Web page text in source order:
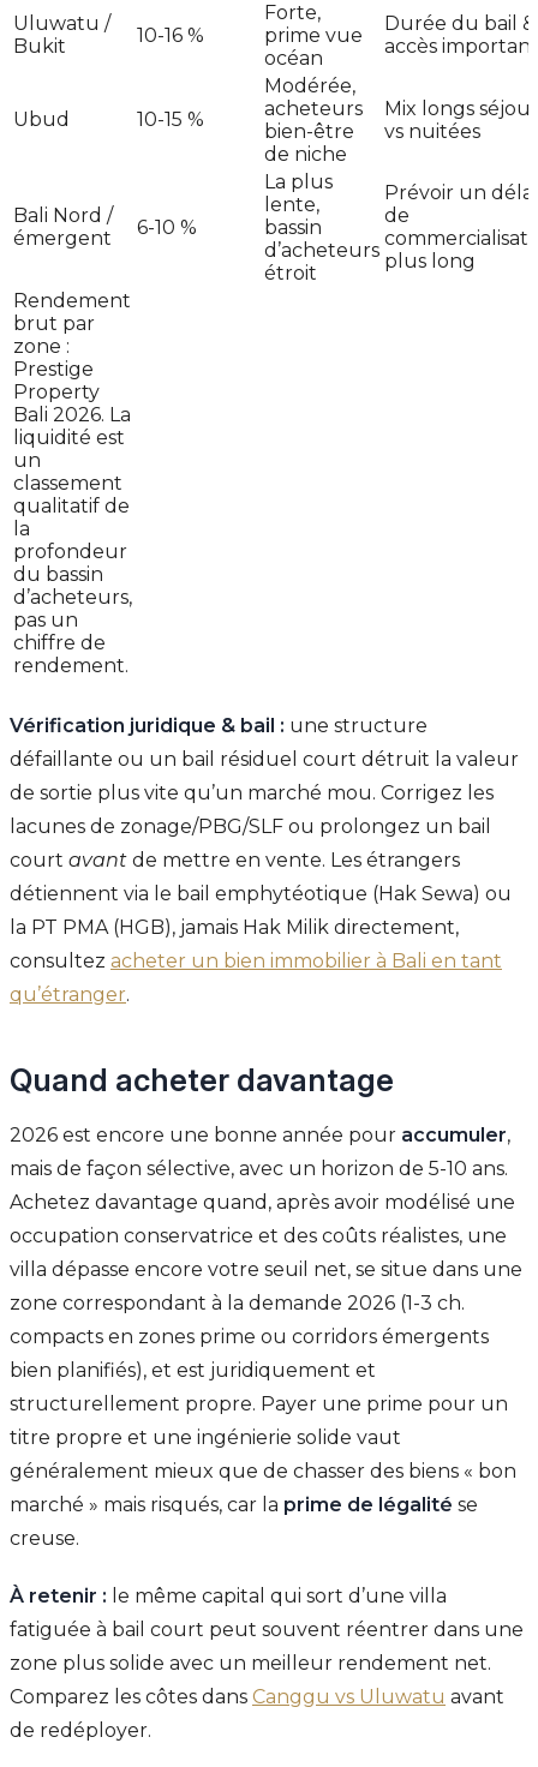
Uluwatu /
Bukit
10-16 %
Forte,
prime vue
océan
Durée du bail &
accès
Ubud 10-15 %
Modérée,
acheteurs
bien-être
de niche
Mix longs
vs nuitées
Bali Nord /
émergent
6-10 %
La plus
lente,
bassin
d’acheteurs
étroit
Prévoir un délai
de
plus long
Rendement
brut par
zone :
Prestige
Property
Bali 2026. La
liquidité est
un
classement
qualitatif de
la
profondeur
du bassin
d’acheteurs,
pas un
chiffre de
rendement.
Vérification juridique & bail : une structure
défaillante ou un bail résiduel court détruit la valeur
de sortie plus vite qu’un marché mou. Corrigez les
lacunes de zonage/PBG/SLF ou prolongez un bail
court avant de mettre en vente. Les étrangers
détiennent via le bail emphytéotique (Hak Sewa) ou
la PT PMA (HGB), jamais Hak Milik directement,
consultez acheter un bien immobilier à Bali en tant
qu’étranger.
Quand acheter davantage
2026 est encore une bonne année pour accumuler,
mais de façon sélective, avec un horizon de 5-10 ans.
Achetez davantage quand, après avoir modélisé une
occupation conservatrice et des coûts réalistes, une
villa dépasse encore votre seuil net, se situe dans une
zone correspondant à la demande 2026 (1-3 ch.
compacts en zones prime ou corridors émergents
bien planifiés), et est juridiquement et
structurellement propre. Payer une prime pour un
titre propre et une ingénierie solide vaut
généralement mieux que de chasser des biens « bon
marché » mais risqués, car la prime de légalité se
creuse.
À retenir : le même capital qui sort d’une villa
fatiguée à bail court peut souvent réentrer dans une
zone plus solide avec un meilleur rendement net.
Comparez les côtes dans Canggu vs Uluwatu avant
de redéployer.